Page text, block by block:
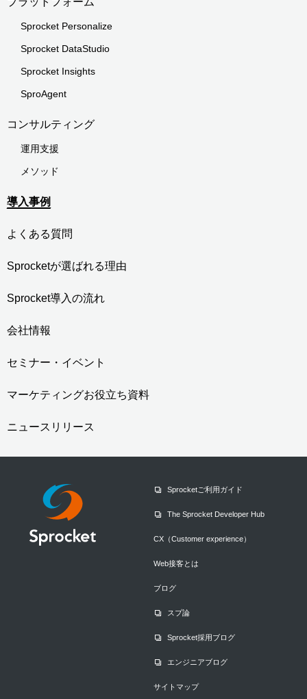
Sprocket Personalize
Sprocket DataStudio
Sprocket Insights
SproAgent
コンサルティング
運用支援
メソッド
導入事例
よくある質問
Sprocketが選ばれる理由
Sprocket導入の流れ
会社情報
セミナー・イベント
マーケティングお役立ち資料
ニュースリリース
Sprocketご利用ガイド
The Sprocket Developer Hub
CX（Customer experience）
Web接客とは
ブログ
スプ論
Sprocket採用ブログ
エンジニアブログ
サイトマップ